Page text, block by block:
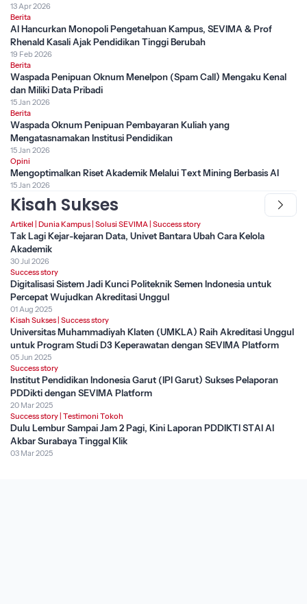
13 Apr 2026
Berita
AI Hancurkan Monopoli Pengetahuan Kampus, SEVIMA & Prof
Rhenald Kasali Ajak Pendidikan Tinggi Berubah
19 Feb 2026
Berita
Waspada Penipuan Oknum Menelpon (Spam Call) Mengaku Kenal
dan Miliki Data Pribadi
15 Jan 2026
Berita
Waspada Oknum Penipuan Pembayaran Kuliah yang
Mengatasnamakan Institusi Pendidikan
15 Jan 2026
Opini
Mengoptimalkan Riset Akademik Melalui Text Mining Berbasis AI
15 Jan 2026
Kisah Sukses
Artikel | Dunia Kampus | Solusi SEVIMA | Success story
Tak Lagi Kejar-kejaran Data, Univet Bantara Ubah Cara Kelola
Akademik
30 Jul 2026
Success story
Digitalisasi Sistem Jadi Kunci Politeknik Semen Indonesia untuk
Percepat Wujudkan Akreditasi Unggul
01 Aug 2025
Kisah Sukses | Success story
Universitas Muhammadiyah Klaten (UMKLA) Raih Akreditasi Unggul
untuk Program Studi D3 Keperawatan dengan SEVIMA Platform
05 Jun 2025
Success story
Institut Pendidikan Indonesia Garut (IPI Garut) Sukses Pelaporan
PDDikti dengan SEVIMA Platform
20 Mar 2025
Success story | Testimoni Tokoh
Dulu Lembur Sampai Jam 2 Pagi, Kini Laporan PDDIKTI STAI Al
Akbar Surabaya Tinggal Klik
03 Mar 2025